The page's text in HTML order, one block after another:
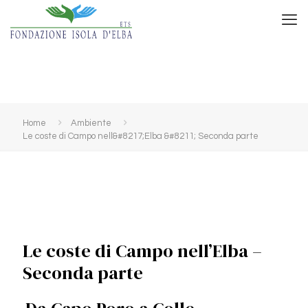
Home
Ambiente
Le coste di Campo nell&#8217;Elba &#8211; Seconda parte
Le coste di Campo nell’Elba –
Seconda parte